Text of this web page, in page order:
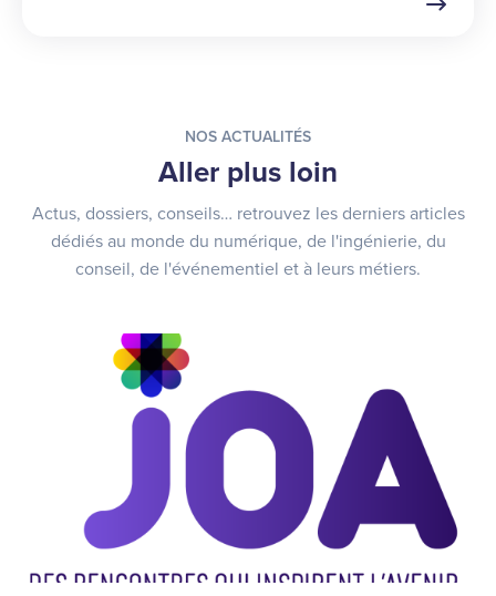
NOS ACTUALITÉS
Aller plus loin
Actus, dossiers, conseils… retrouvez les derniers articles
dédiés au monde du numérique, de l'ingénierie, du
conseil, de l'événementiel et à leurs métiers.